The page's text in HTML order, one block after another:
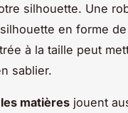
silhouette. Une
en forme
à la taille peut
sablier.
matières jouent